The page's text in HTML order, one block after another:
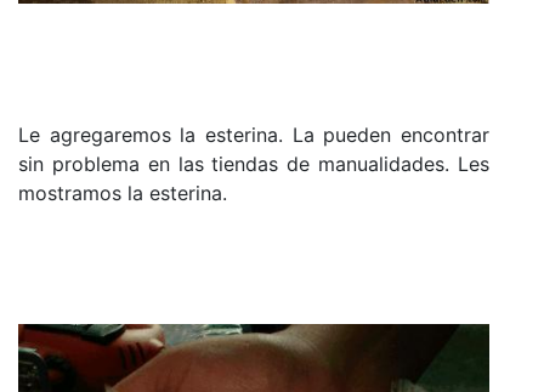
Le agregaremos la esterina. La pueden encontrar
sin problema en las tiendas de manualidades. Les
mostramos la esterina.